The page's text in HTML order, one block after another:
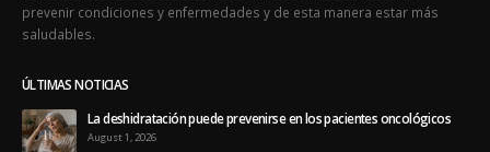
prevenir condiciones y enfermedades y de esta manera estar más
saludables.
ÚLTIMAS NOTICIAS
La deshidratación puede prevenirse en los pacientes oncológicos
August 1, 2026